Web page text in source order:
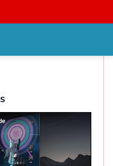
Life Alyx